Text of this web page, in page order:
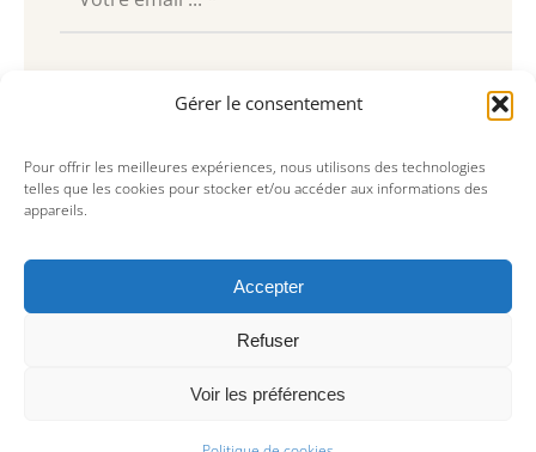
Gérer le consentement
Pour offrir les meilleures expériences, nous utilisons des technologies
telles que les cookies pour stocker et/ou accéder aux informations des
appareils.
Accepter
Refuser
Voir les préférences
Souscrire